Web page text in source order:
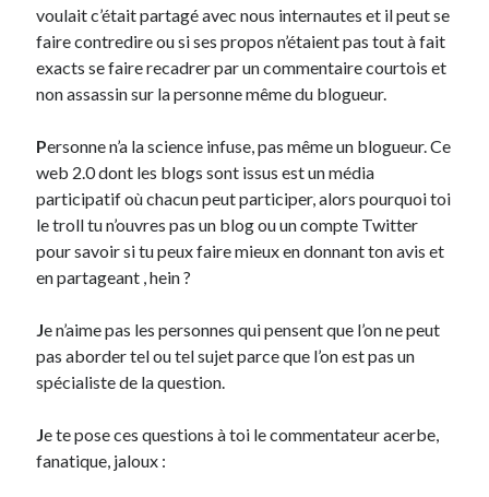
On parle de quoi ?
Coup de coeur
Daddy
Engagé
Geek
Humeur
Lyon
Lyon à Livre Ouvert
Mini-monsieur
Parole de Follower
Patchwork
voulait c’était partagé avec nous internautes et il peut se
faire contredire ou si ses propos n’étaient pas tout à fait
exacts se faire recadrer par un commentaire courtois et
non assassin sur la personne même du blogueur.
Personne n’a la science infuse, pas même un blogueur. Ce
web 2.0 dont les blogs sont issus est un média
participatif où chacun peut participer, alors pourquoi toi
le troll tu n’ouvres pas un blog ou un compte Twitter
pour savoir si tu peux faire mieux en donnant ton avis et
en partageant , hein ?
Je n’aime pas les personnes qui pensent que l’on ne peut
pas aborder tel ou tel sujet parce que l’on est pas un
spécialiste de la question.
Je te pose ces questions à toi le commentateur acerbe,
fanatique, jaloux :